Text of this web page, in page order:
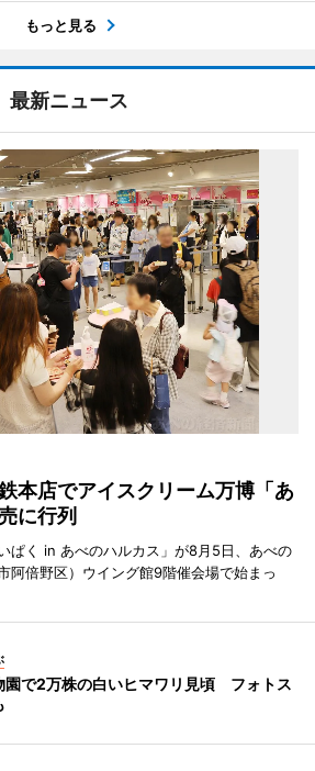
もっと見る
最新ニュース
本店でアイスクリーム万博「あ
に行列
ぱく in あべのハルカス」が8月5日、あべの
阿倍野区）ウイング館9階催会場で始まっ
園で2万株の白いヒマワリ見頃 フォトス